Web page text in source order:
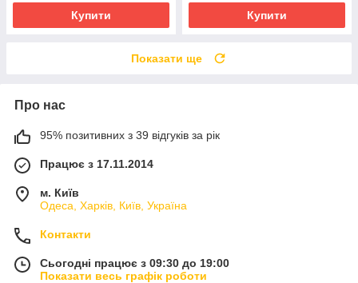
Купити Купити
Показати ще
Про нас
95% позитивних з 39 відгуків за рік
Працює з 17.11.2014
м. Київ
Одеса, Харків, Київ, Україна
Контакти
Сьогодні працює з 09:30 до 19:00
Показати весь графік роботи